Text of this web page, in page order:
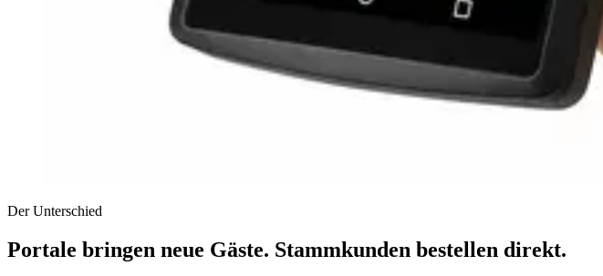
Der Unterschied
Portale bringen neue Gäste. Stammkunden bestellen direkt.